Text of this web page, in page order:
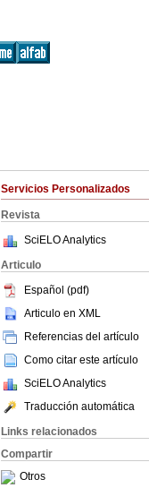
Servicios Personalizados
Revista
SciELO Analytics
Articulo
Español (pdf)
Articulo en XML
Referencias del artículo
Como citar este artículo
SciELO Analytics
Traducción automática
Links relacionados
Compartir
Otros